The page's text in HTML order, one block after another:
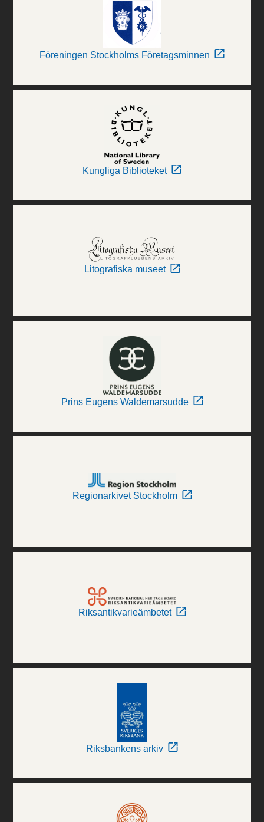
Föreningen Stockholms Företagsminnen
Kungliga Biblioteket
Litografiska museet
Prins Eugens Waldemarsudde
Regionarkivet Stockholm
Riksantikvarieämbetet
Riksbankens arkiv